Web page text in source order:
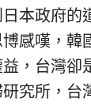
本政府的
感嘆，韓
，台灣卻
研究所，台